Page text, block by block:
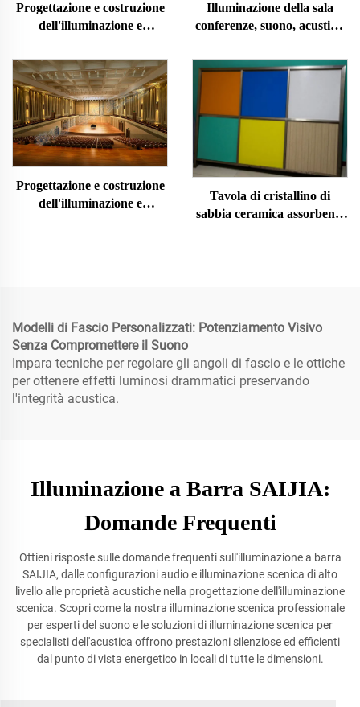
Progettazione e costruzione
dell'illuminazione e
Illuminazione della sala
conferenze, suono, acustica,
installazione
Progettazione e costruzione
dell'illuminazione e
Tavola di cristallino di
sabbia ceramica assorbente
Modelli di Fascio Personalizzati: Potenziamento Visivo
Senza Compromettere il Suono
Impara tecniche per regolare gli angoli di fascio e le ottiche
per ottenere effetti luminosi drammatici preservando
l'integrità acustica.
Illuminazione a Barra SAIJIA:
Domande Frequenti
Ottieni risposte sulle domande frequenti sull'illuminazione a barra
SAIJIA, dalle configurazioni audio e illuminazione scenica di alto
livello alle proprietà acustiche nella progettazione dell'illuminazione
scenica. Scopri come la nostra illuminazione scenica professionale
per esperti del suono e le soluzioni di illuminazione scenica per
specialisti dell'acustica offrono prestazioni silenziose ed efficienti
dal punto di vista energetico in locali di tutte le dimensioni.